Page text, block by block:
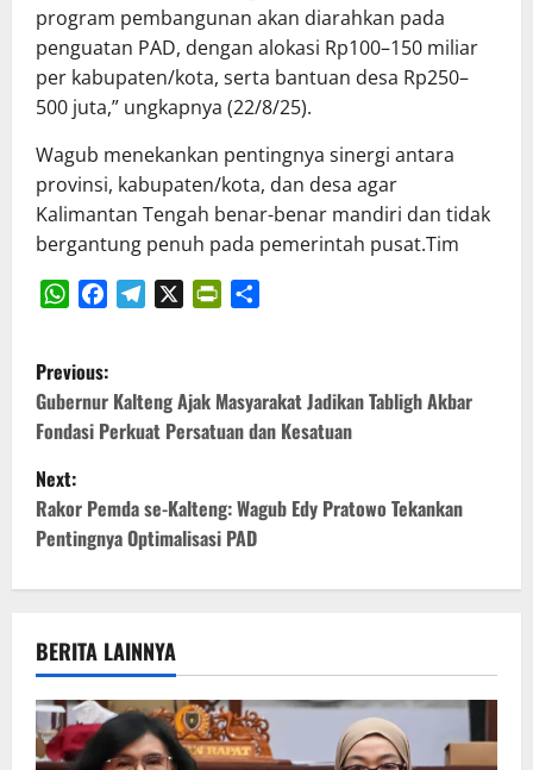
program pembangunan akan diarahkan pada
penguatan PAD, dengan alokasi Rp100–150 miliar
per kabupaten/kota, serta bantuan desa Rp250–
500 juta,” ungkapnya (22/8/25).
Wagub menekankan pentingnya sinergi antara
provinsi, kabupaten/kota, dan desa agar
Kalimantan Tengah benar-benar mandiri dan tidak
bergantung penuh pada pemerintah pusat.Tim
P
o
s
t
n
v
i
Previous:
Gubernur Kalteng Ajak Masyarakat Jadikan Tabligh Akbar
Fondasi Perkuat Persatuan dan Kesatuan
Next:
Rakor Pemda se-Kalteng: Wagub Edy Pratowo Tekankan
Pentingnya Optimalisasi PAD
BERITA LAINNYA